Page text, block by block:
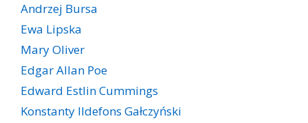
Andrzej Bursa
Ewa Lipska
Mary Oliver
Edgar Allan Poe
Edward Estlin Cummings
Konstanty Ildefons Gałczyński